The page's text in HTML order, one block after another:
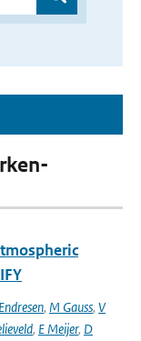
, M Gauss, V
, E Meijer, D